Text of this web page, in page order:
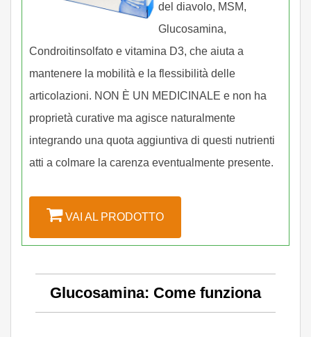
del diavolo, MSM,
Glucosamina,
Condroitinsolfato e vitamina D3, che aiuta a
mantenere la mobilità e la flessibilità delle
articolazioni. NON È UN MEDICINALE e non ha
proprietà curative ma agisce naturalmente
integrando una quota aggiuntiva di questi nutrienti
atti a colmare la carenza eventualmente presente.
VAI AL PRODOTTO
Glucosamina: Come funziona